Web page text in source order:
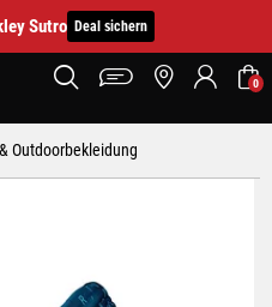
Sutro Deal sichern
0
Outdoorbekleidung